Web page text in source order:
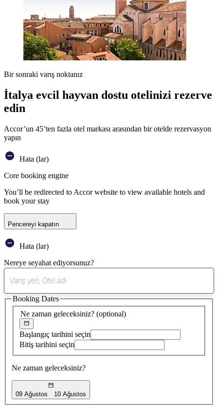
Bir sonraki varış noktanız
İtalya evcil hayvan dostu otelinizi rezerve
edin
Accor’un 45’ten fazla otel markası arasından bir otelde rezervasyon
yapın
Hata (lar)
Core booking engine
You’ll be redirected to Accor website to view available hotels and
book your stay
Pencereyi kapatın
Hata (lar)
Nereye seyahat ediyorsunuz?
öneri
bulundu
Ne zaman geleceksiniz? (optional)
Başlangıç tarihini seçin
Bitiş tarihini seçin
Ne zaman geleceksiniz?
09 Ağustos 10 Ağustos
Booking Dates